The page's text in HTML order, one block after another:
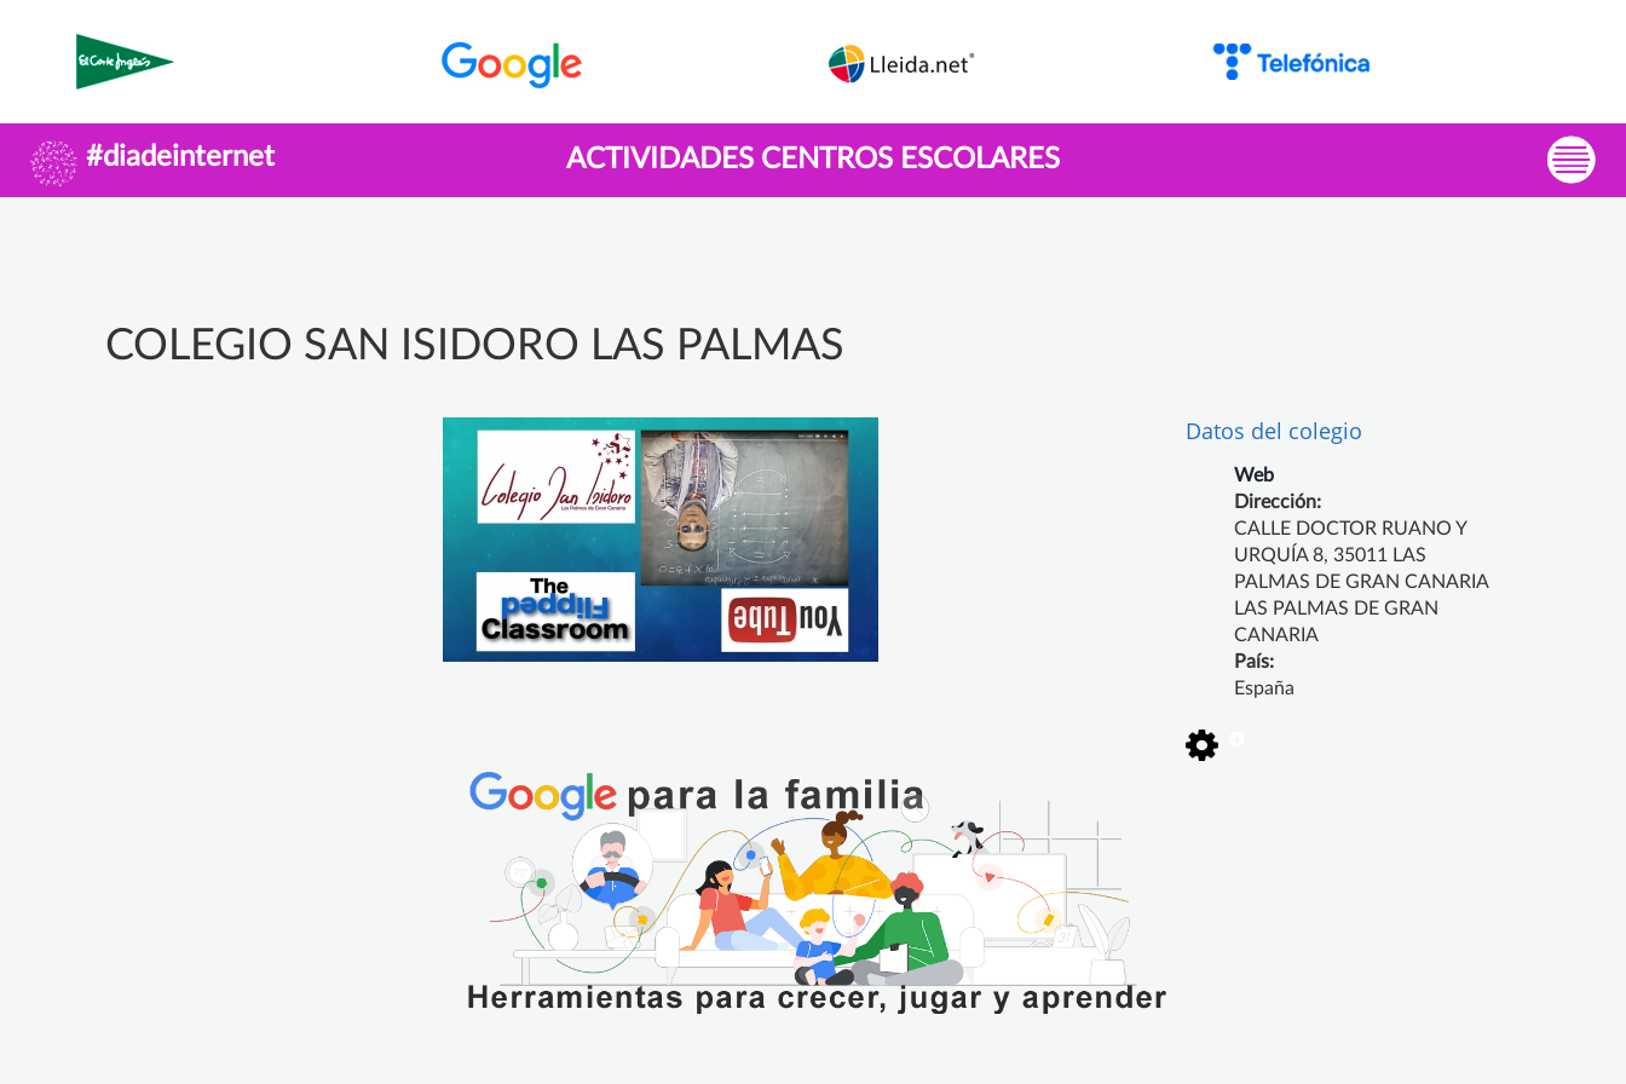
#diadeinternet ACTIVIDADES CENTROS ESCOLARES
COLEGIO SAN ISIDORO LAS PALMAS
Datos del colegio
Web
Dirección:
CALLE DOCTOR RUANO Y
URQUÍA 8, 35011 LAS
PALMAS DE GRAN CANARIA
LAS PALMAS DE GRAN
CANARIA
País:
España